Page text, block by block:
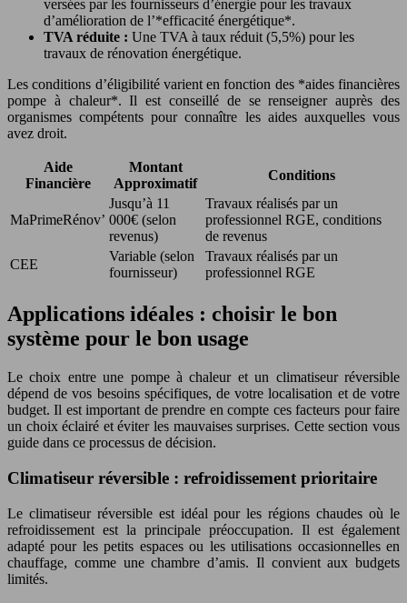
versées par les fournisseurs d’énergie pour les travaux
d’amélioration de l’*efficacité énergétique*.
TVA réduite : Une TVA à taux réduit (5,5%) pour les
travaux de rénovation énergétique.
Les conditions d’éligibilité varient en fonction des *aides financières
pompe à chaleur*. Il est conseillé de se renseigner auprès des
organismes compétents pour connaître les aides auxquelles vous
avez droit.
Aide
Financière
Montant
Approximatif
Conditions
MaPrimeRénov’
Jusqu’à 11
000€ (selon
revenus)
Travaux réalisés par un
professionnel RGE, conditions
de revenus
CEE
Variable (selon
fournisseur)
Travaux réalisés par un
professionnel RGE
Applications idéales : choisir le bon
système pour le bon usage
Le choix entre une pompe à chaleur et un climatiseur réversible
dépend de vos besoins spécifiques, de votre localisation et de votre
budget. Il est important de prendre en compte ces facteurs pour faire
un choix éclairé et éviter les mauvaises surprises. Cette section vous
guide dans ce processus de décision.
Climatiseur réversible : refroidissement prioritaire
Le climatiseur réversible est idéal pour les régions chaudes où le
refroidissement est la principale préoccupation. Il est également
adapté pour les petits espaces ou les utilisations occasionnelles en
chauffage, comme une chambre d’amis. Il convient aux budgets
limités.